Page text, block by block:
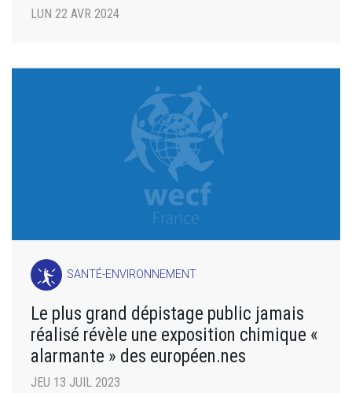
LUN 22 AVR 2024
SANTÉ-ENVIRONNEMENT
Le plus grand dépistage public jamais
réalisé révèle une exposition chimique «
alarmante » des européen.nes
JEU 13 JUIL 2023